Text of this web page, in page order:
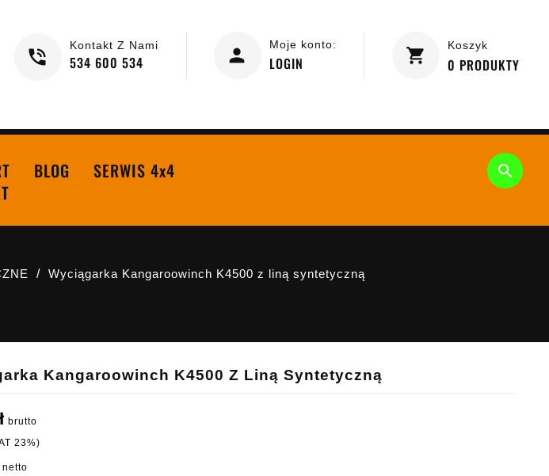
Koszyk
0 PRODUKTY
Moje konto:
LOGIN
Kontakt Z Nami
534 600 534
BLOG
SERWIS 4x4

Wyciągarka Kangaroowinch K4500 z liną syntetyczną
Kangaroowinch K4500 Z Liną Syntetyczną
brutto
23%)
netto